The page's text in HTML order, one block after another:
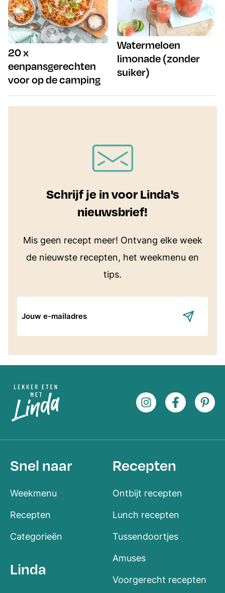
20 x
eenpansgerechten
voor op de camping
Watermeloen
limonade (zonder
suiker)
Schrijf je in voor Linda's
nieuwsbrief!
Mis geen recept meer! Ontvang elke week
de nieuwste recepten, het weekmenu en
tips.
mailadres
Snel naar
Weekmenu
Recepten
Categorieën
Linda
Recepten
Ontbijt recepten
Lunch recepten
Tussendoortjes
Amuses
Voorgerecht recepten